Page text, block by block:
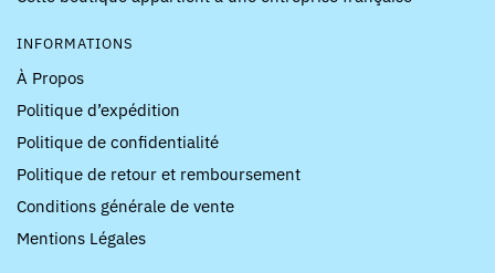
INFORMATIONS
À Propos
Politique d’expédition
Politique de confidentialité
Politique de retour et remboursement
Conditions générale de vente
Mentions Légales